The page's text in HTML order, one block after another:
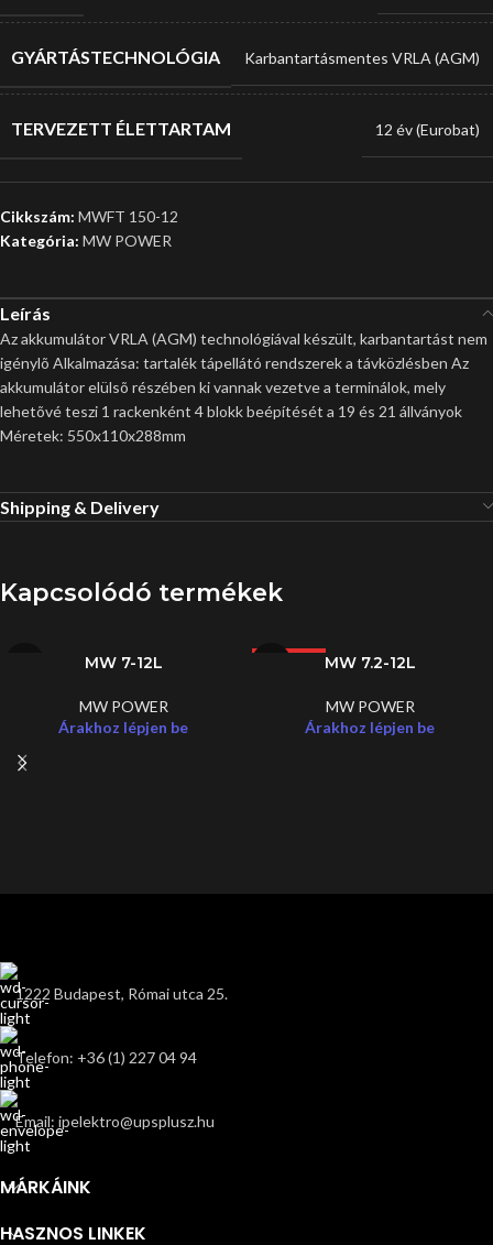
GYÁRTÁSTECHNOLÓGIA Karbantartásmentes VRLA (AGM)
TERVEZETT ÉLETTARTAM 12 év (Eurobat)
Cikkszám: MWFT 150-12
Kategória: MW POWER
Leírás
Az akkumulátor VRLA (AGM) technológiával készült, karbantartást nem
igénylõ Alkalmazása: tartalék tápellátó rendszerek a távközlésben Az
akkumulátor elülsõ részében ki vannak vezetve a terminálok, mely
lehetõvé teszi 1 rackenként 4 blokk beépítését a 19 és 21 állványok
Méretek: 550x110x288mm
Shipping & Delivery
Kapcsolódó termékek
MW 7-12L
MW POWER
Árakhoz lépjen be
MW 7.2-12L
MW POWER
Árakhoz lépjen be
1222 Budapest, Római utca 25.
Telefon: +36 (1) 227 04 94
Email: ipelektro@upsplusz.hu
MÁRKÁINK
HASZNOS LINKEK